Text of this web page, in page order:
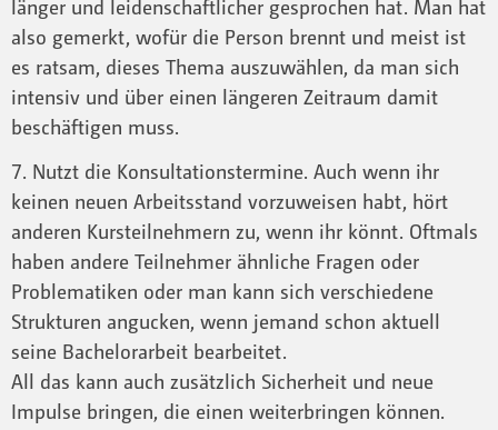
länger und leidenschaftlicher gesprochen hat. Man hat
also gemerkt, wofür die Person brennt und meist ist
es ratsam, dieses Thema auszuwählen, da man sich
intensiv und über einen längeren Zeitraum damit
beschäftigen muss.
7. Nutzt die Konsultationstermine. Auch wenn ihr
keinen neuen Arbeitsstand vorzuweisen habt, hört
anderen Kursteilnehmern zu, wenn ihr könnt. Oftmals
haben andere Teilnehmer ähnliche Fragen oder
Problematiken oder man kann sich verschiedene
Strukturen angucken, wenn jemand schon aktuell
seine Bachelorarbeit bearbeitet.
All das kann auch zusätzlich Sicherheit und neue
Impulse bringen, die einen weiterbringen können.